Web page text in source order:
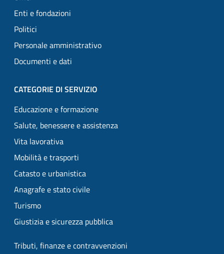
Enti e fondazioni
Politici
Personale amministrativo
Documenti e dati
CATEGORIE DI SERVIZIO
Educazione e formazione
Salute, benessere e assistenza
Vita lavorativa
Mobilità e trasporti
Catasto e urbanistica
Anagrafe e stato civile
Turismo
Giustizia e sicurezza pubblica
Tributi, finanze e contravvenzioni